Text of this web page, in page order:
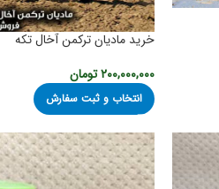
خرید مادیان ترکمن آخال تکه
۲۰۰,۰۰۰,۰۰۰تومان
انتخاب و ثبت سفارش